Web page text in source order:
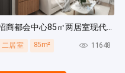
招商都会中心85㎡两居室现代简约风装修案例
二居室 85m² 11648